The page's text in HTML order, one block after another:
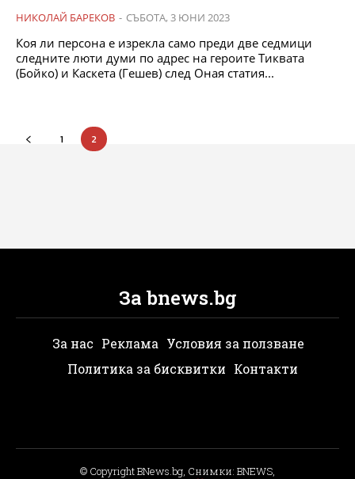
НИКОЛАЙ БАРЕКОВ - СЪБОТА, 3 ЮНИ 2023
Коя ли персона е изрекла само преди две седмици
следните люти думи по адрес на героите Тиквата
(Бойко) и Каскета (Гешев) след Оная статия...
1 2
За bnews.bg
За нас Реклама Условия за ползване
Политика за бисквитки Контакти
© Copyright BNews.bg, Снимки: BNEWS,